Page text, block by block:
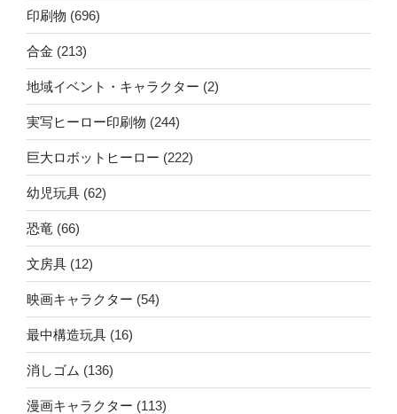
印刷物 (696)
合金 (213)
地域イベント・キャラクター (2)
実写ヒーロー印刷物 (244)
巨大ロボットヒーロー (222)
幼児玩具 (62)
恐竜 (66)
文房具 (12)
映画キャラクター (54)
最中構造玩具 (16)
消しゴム (136)
漫画キャラクター (113)